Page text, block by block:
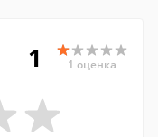
1 1 оценка